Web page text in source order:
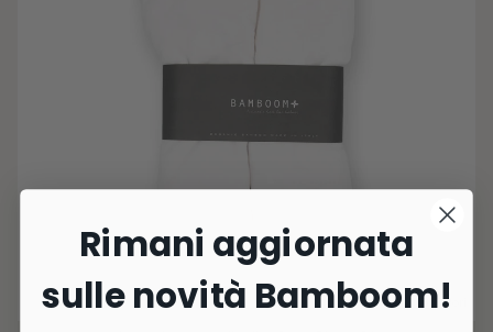
3 Colori
Rimani aggiornata
sulle novità Bamboom!